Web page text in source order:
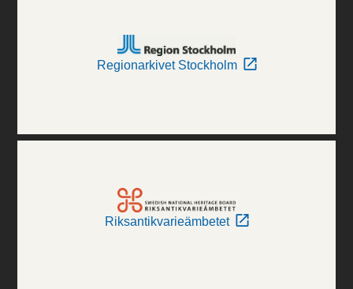
Regionarkivet Stockholm
Riksantikvarieämbetet